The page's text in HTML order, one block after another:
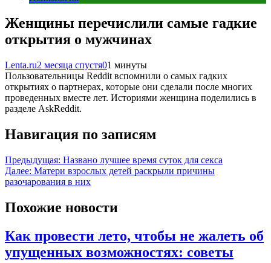
Женщины перечислили самые гадкие
открытия о мужчинах
Lenta.ru2 месяца спустя01 минуты
Пользовательницы Reddit вспомнили о самых гадких
открытиях о партнерах, которые они сделали после многих
проведенных вместе лет. Историями женщина поделились в
разделе AskReddit.
Навигация по записям
Предыдущая: Названо лучшее время суток для секса
Далее: Матери взрослых детей раскрыли причины
разочарования в них
Похожие новости
Как провести лето, чтобы не жалеть об
упущенных возможностях: советы